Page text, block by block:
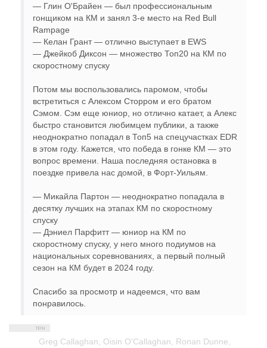
— Глин О'Брайен — был профессиональным
гонщиком на КМ и занял 3-е место на Red Bull
Rampage
— Келан Грант — отлично выступает в EWS
— Джейкоб Диксон — множество Топ20 на КМ по
скоростному спуску
Потом мы воспользовались паромом, чтобы
встретиться с Алексом Сторром и его братом
Сэмом. Сэм еще юниор, но отлично катает, а Алекс
быстро становится любимцем публики, а также
неоднократно попадал в Топ5 на спецучастках EDR
в этом году. Кажется, что победа в гонке КМ — это
вопрос времени. Наша последняя остановка в
поездке привела нас домой, в Форт-Уильям.
— Микайла Партон — неоднократно попадала в
десятку лучших на этапах КМ по скоростному
спуску
— Дэниел Парфитт — юниор на КМ по
скоростному спуску, у него много подиумов на
национальных соревнованиях, а первый полный
сезон на КМ будет в 2024 году.
Спасибо за просмотр и надеемся, что вам
понравилось.
Greg Callaghan, Oisin O'Callaghan, Ronan Dunne,